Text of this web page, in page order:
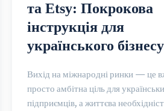
та Etsy: Покрокова
інструкція для
українського бізнесу
Вихід на міжнародні ринки — це
просто амбітна ціль для
підприємців, а життєва